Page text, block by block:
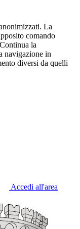
La
comando
la
navigazione in
diversi da quelli
Accedi all'area